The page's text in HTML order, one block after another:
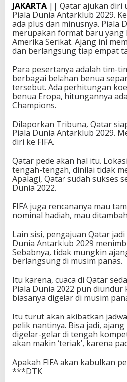
JAKARTA || Qatar ajukan diri
Piala Dunia Antarklub 2029.
ada plus dan minusnya. Piala
merupakan format baru yang
Amerika Serikat. Ajang ini
dan berlangsung tiap empat
Para pesertanya adalah tim-
berbagai belahan benua
tersebut. Ada perhitungan
benua Eropa, hitungannya
Champions.
Dilaporkan Tribuna, Qatar
Piala Dunia Antarklub 2029.
diri ke FIFA.
Qatar pede akan hal itu.
tengah-tengah, dinilai tidak
Apalagi, Qatar sudah sukses
Dunia 2022.
FIFA juga rencananya mau
nominal hadiah, mau
Lain sisi, pengajuan Qatar
Dunia Antarklub 2029
Sebabnya, tidak mungkin
berlangsung di musim panas.
Itu karena, cuaca di Qatar
Piala Dunia 2022 pun diundur
biasanya digelar di musim
Itu turut akan akibatkan
pelik nantinya. Bisa jadi,
digelar-gelar di tengah
akan makin ‘teriak’, karena
Apakah FIFA akan kabulkan
***DTK